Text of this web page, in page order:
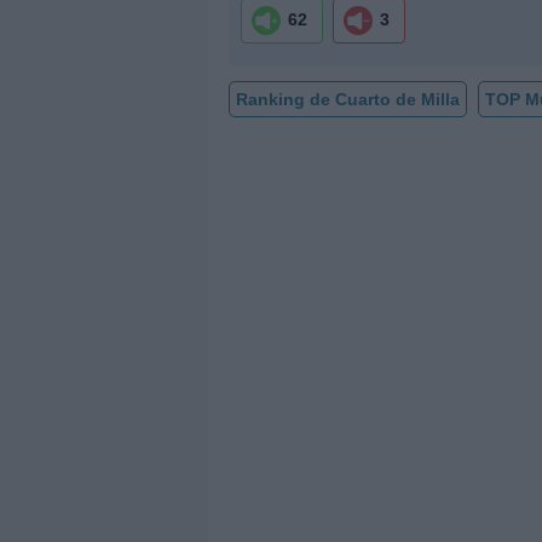
62 3
Ranking de Cuarto de Milla TOP